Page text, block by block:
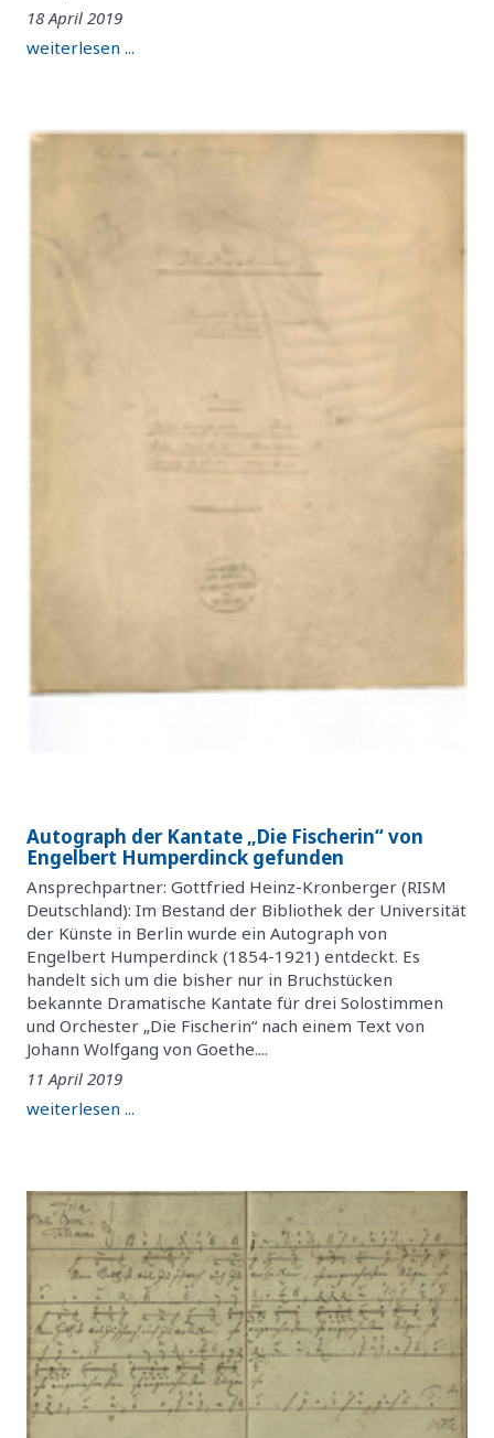
18 April 2019
weiterlesen ...
Autograph der Kantate „Die Fischerin“ von
Engelbert Humperdinck gefunden
Ansprechpartner: Gottfried Heinz-Kronberger (RISM
Deutschland): Im Bestand der Bibliothek der Universität
der Künste in Berlin wurde ein Autograph von
Engelbert Humperdinck (1854-1921) entdeckt. Es
handelt sich um die bisher nur in Bruchstücken
bekannte Dramatische Kantate für drei Solostimmen
und Orchester „Die Fischerin“ nach einem Text von
Johann Wolfgang von Goethe....
11 April 2019
weiterlesen ...